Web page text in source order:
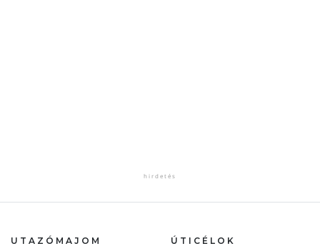
UTAZÓMAJOM ÚTICÉLOK